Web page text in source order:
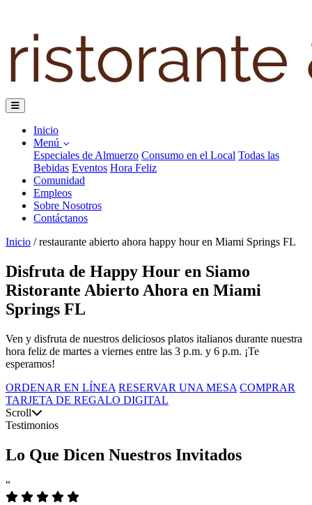
Inicio
Menú
Especiales de Almuerzo Consumo en el Local Todas las
Bebidas Eventos Hora Feliz
Comunidad
Empleos
Sobre Nosotros
Contáctanos
Inicio / restaurante abierto ahora happy hour en Miami Springs FL
Disfruta de Happy Hour en Siamo
Ristorante Abierto Ahora en Miami
Springs FL
Ven y disfruta de nuestros deliciosos platos italianos durante nuestra
hora feliz de martes a viernes entre las 3 p.m. y 6 p.m. ¡Te
esperamos!
ORDENAR EN LÍNEA RESERVAR UNA MESA COMPRAR
TARJETA DE REGALO DIGITAL
Scroll
Testimonios
Lo Que Dicen Nuestros Invitados
“